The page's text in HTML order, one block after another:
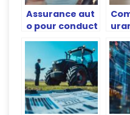
Assurance aut
o pour conduct
conseils pour r
éduire sa prim
e d’assurance
ge
: le
et